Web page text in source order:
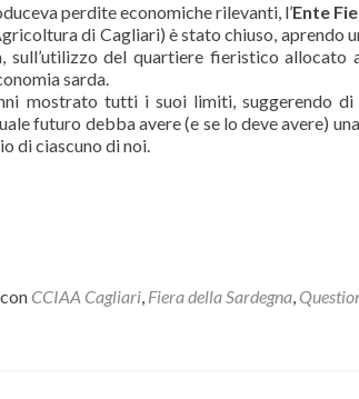
perdite economiche rilevanti, l’Ente
di Cagliari) è stato chiuso, aprendo
sull’utilizzo del quartiere fieristico allocato
sarda.
mostrato tutti i suoi limiti, suggerendo
futuro debba avere (e se lo deve avere)
di ciascuno di noi.
CCIAA Cagliari, Fiera della Sardegna,